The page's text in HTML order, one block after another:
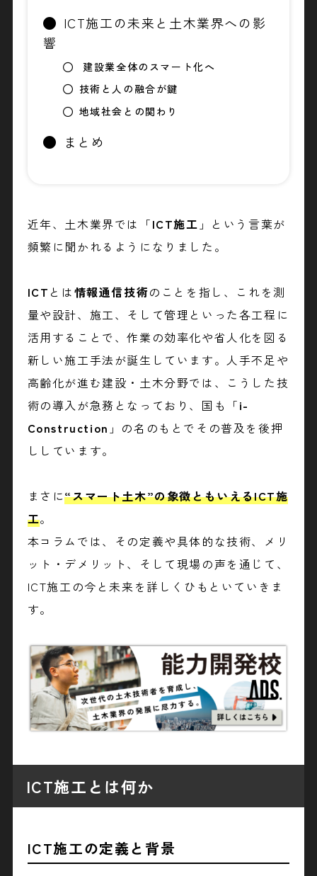
ICT施工の未来と土木業界への影
響
建設業全体のスマート化へ
技術と人の融合が鍵
地域社会との関わり
まとめ
近年、土木業界では「ICT施工 」という言葉が
頻繁に聞かれるようになりました。
ICT とは情報通信技術のことを指し、これを測
量や設計、施工、そして管理といった各工程に
活用することで、作業の効率化や省人化を図る
新しい施工手法が誕生しています。人手不足や
高齢化が進む建設・土木分野では、こうした技
術の導入が急務となっており、国も「i-
Construction 」の名のもとでその普及を後押
ししています。
まさに“スマート土木”の象徴ともいえるICT施
工。
本コラムでは、その定義や具体的な技術、メリ
ット・デメリット、そして現場の声を通じて、
ICT施工の今と未来を詳しくひもといていきま
す。
ICT施工とは何か
ICT施工の定義と背景